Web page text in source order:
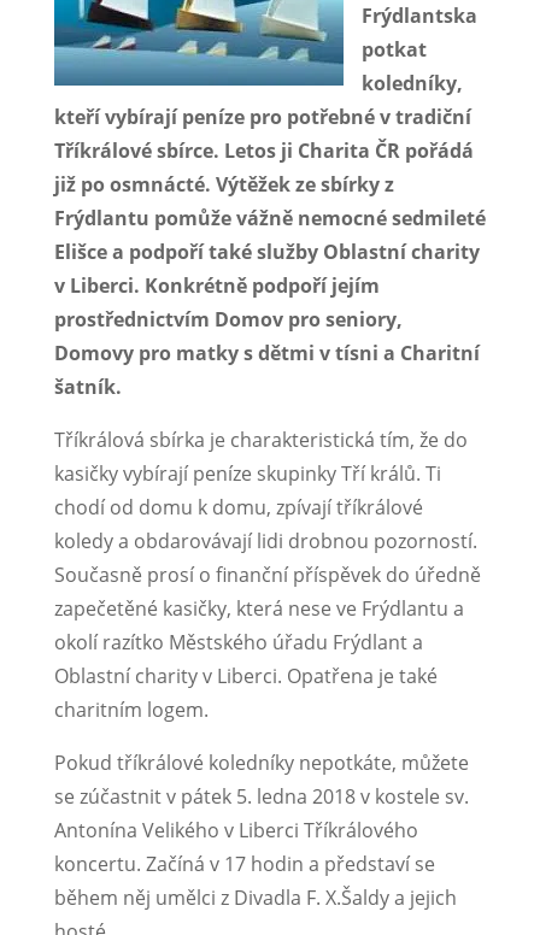
Frýdlantska
potkat
koledníky,
kteří vybírají peníze pro potřebné v tradiční
Tříkrálové sbírce. Letos ji Charita ČR pořádá
již po osmnácté. Výtěžek ze sbírky z
Frýdlantu pomůže vážně nemocné sedmileté
Elišce a podpoří také služby Oblastní charity
v Liberci. Konkrétně podpoří jejím
prostřednictvím Domov pro seniory,
Domovy pro matky s dětmi v tísni a Charitní
šatník.
Tříkrálová sbírka je charakteristická tím, že do
kasičky vybírají peníze skupinky Tří králů. Ti
chodí od domu k domu, zpívají tříkrálové
koledy a obdarovávají lidi drobnou pozorností.
Současně prosí o finanční příspěvek do úředně
zapečetěné kasičky, která nese ve Frýdlantu a
okolí razítko Městského úřadu Frýdlant a
Oblastní charity v Liberci. Opatřena je také
charitním logem.
Pokud tříkrálové koledníky nepotkáte, můžete
se zúčastnit v pátek 5. ledna 2018 v kostele sv.
Antonína Velikého v Liberci Tříkrálového
koncertu. Začíná v 17 hodin a představí se
během něj umělci z Divadla F. X.Šaldy a jejich